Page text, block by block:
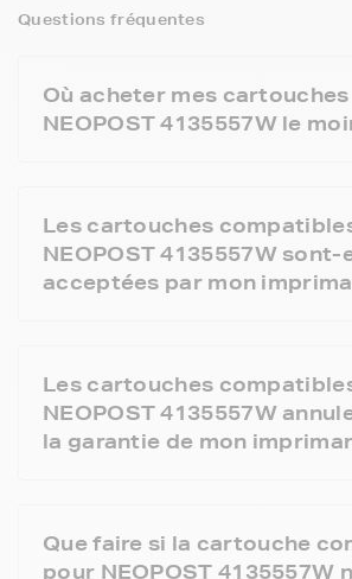
Questions fréquentes
Où acheter mes cartouches
NEOPOST 4135557W le
Les cartouches
NEOPOST 4135557W sont-
acceptées par mon
Les cartouches
NEOPOST 4135557W
la garantie de mon
Que faire si la cartouche
pour NEOPOST 4135557W